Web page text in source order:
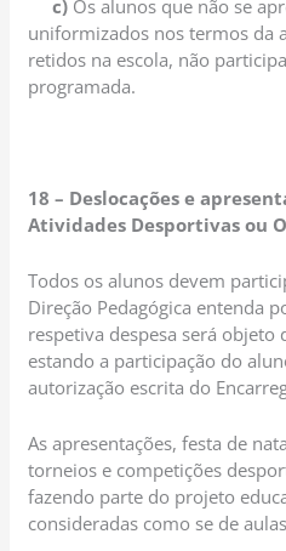
c) Os alunos que não se
uniformizados nos termos da
retidos na escola, não
programada.
18 – Deslocações e
Atividades Desportivas ou
Todos os alunos devem
Direção Pedagógica entenda
respetiva despesa será objeto
estando a participação do
autorização escrita do
As apresentações, festa de
torneios e competições
fazendo parte do projeto
consideradas como se de